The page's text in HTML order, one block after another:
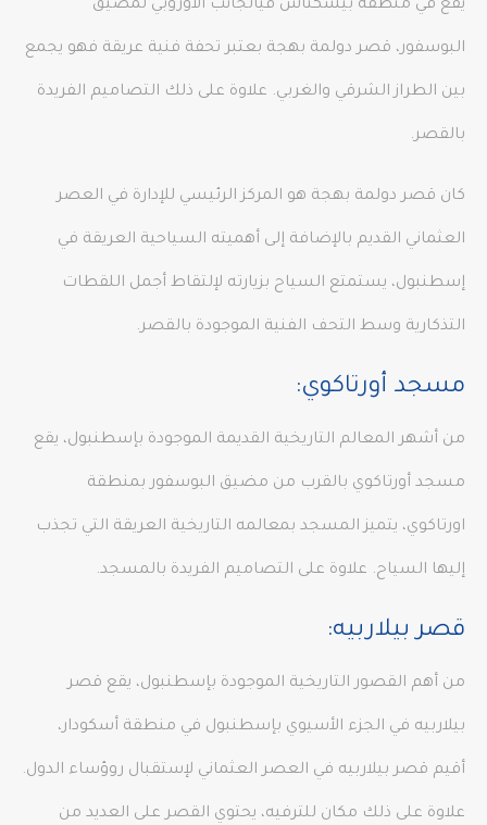
يقع في منطقة بيشكتاش فيالجانب الأوروبي لمضيق
البوسفور، قصر دولمة بهجة بعتبر تحفة فنية عريقة فهو يجمع
بين الطراز الشرقي والغربي. علاوة على ذلك التصاميم الفريدة
بالقصر.
كان قصر دولمة بهجة هو المركز الرئيسي للإدارة في العصر
العثماني القديم بالإضافة إلى أهميته السياحية العريقة في
إسطنبول، يستمتع السياح بزيارته لإلتقاط أجمل اللقطات
التذكارية وسط التحف الفنية الموجودة بالقصر.
مسجد أورتاكوي:
من أشهر المعالم التاريخية القديمة الموجودة بإسطنبول، يقع
مسجد أورتاكوي بالقرب من مضيق البوسفور بمنطقة
اورتاكوي، يتميز المسجد بمعالمه التاريخية العريقة التي تجذب
إليها السياح. علاوة على التصاميم الفريدة بالمسجد.
قصر بيلاربيه:
من أهم القصور التاريخية الموجودة بإسطنبول، يقع قصر
بيلاربيه في الجزء الأسيوي بإسطنبول في منطقة أسكودار،
أقيم قصر بيلاربيه في العصر العثماني لإستقبال روؤساء الدول.
علاوة على ذلك مكان للترفيه، يحتوي القصر على العديد من